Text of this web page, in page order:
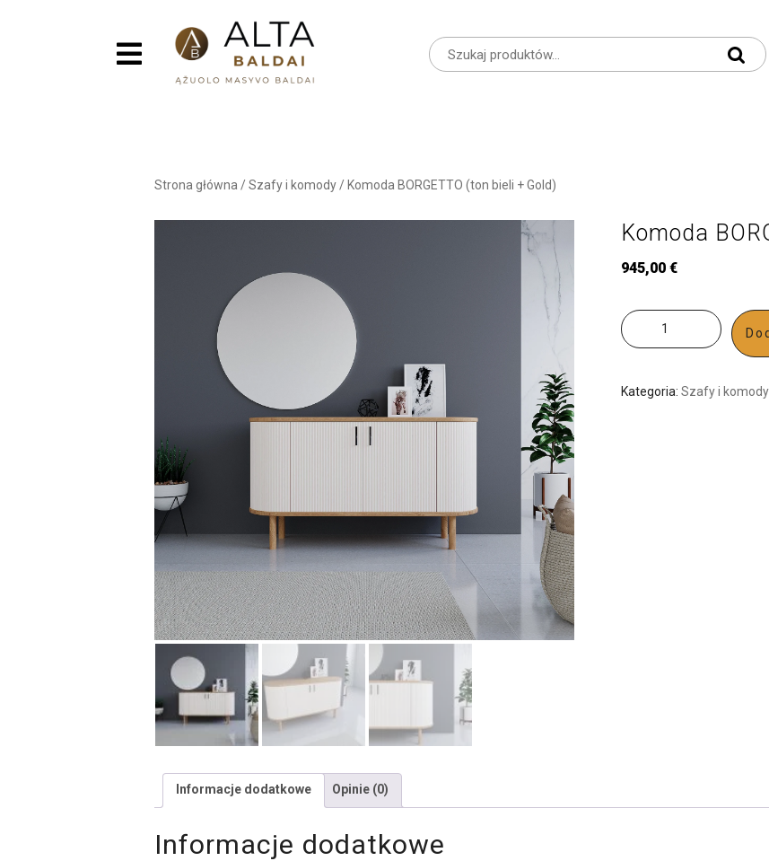
Strona główna /Szafy i komody / Komoda BORGETTO (ton bieli + Gold)
Komoda
945,00 €
Kategoria: Szafy i komody
Informacje dodatkowe Opinie (0)
Informacje dodatkowe